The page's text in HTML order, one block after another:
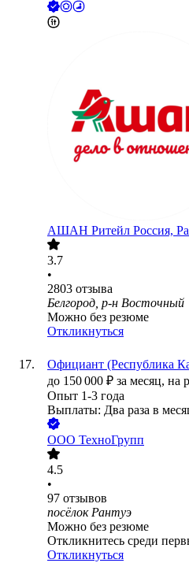
АШАН Ритейл Россия,
3.7
•
2803 отзыва
Белгород, р-н Восточный
Можно без резюме
Откликнуться
Официант (Республика
до 150 000 ₽ за месяц, на
Опыт 1-3 года
Выплаты: Два раза в
ООО ТехноГрупп
4.5
•
97 отзывов
посёлок Рантуэ
Можно без резюме
Откликнитесь среди
Откликнуться